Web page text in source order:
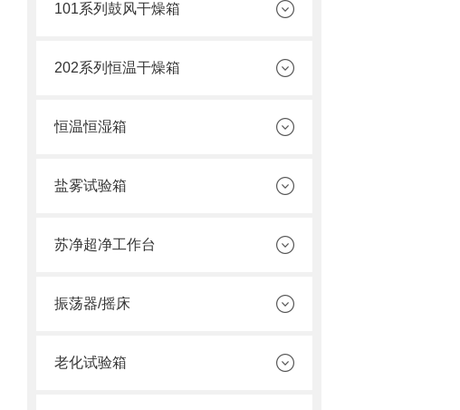
101系列鼓风干燥箱
202系列恒温干燥箱
恒温恒湿箱
盐雾试验箱
苏净超净工作台
振荡器/摇床
老化试验箱